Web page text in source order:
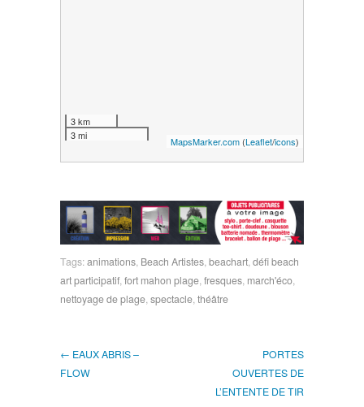
3 km
3 mi
MapsMarker.com (Leaflet/icons)
Tags:animations, Beach Artistes,beachart,défi beach
art participatif,fort mahon plage,fresques, march'éco,
nettoyage de plage,spectacle,théâtre
← EAUX ABRIS –
FLOW
PORTES
OUVERTES DE
L’ENTENTE DE TIR